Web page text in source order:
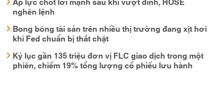
nghẽn lệnh
Bong bóng tài sản trên nhiều thị trường đang xịt hơi
khi Fed chuẩn bị thắt chặt
Kỷ lục gần 135 triệu đơn vị FLC giao dịch trong một
phiên, chiếm 19% tổng lượng cổ phiếu lưu hành